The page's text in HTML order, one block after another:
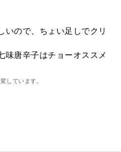
いので、ちょい足しでクリ
味唐辛子はチョーオススメ
しています。